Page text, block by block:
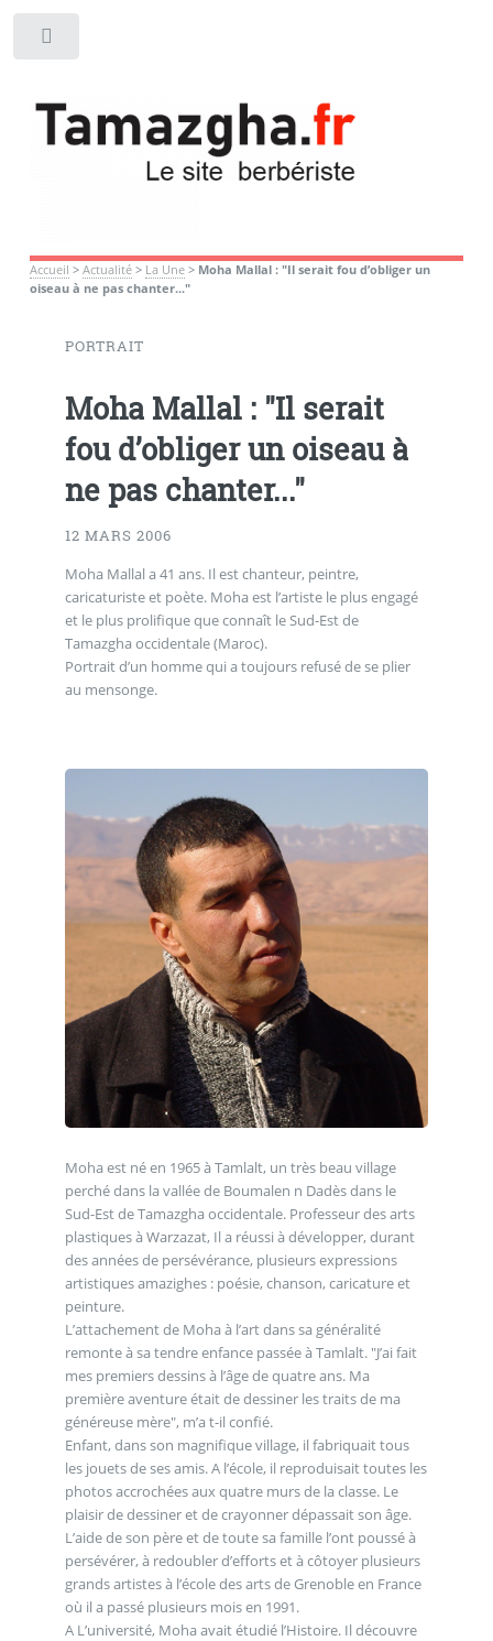
Accueil > Actualité> La Une> Moha Mallal : "Il serait fou d’obliger un
oiseau à ne pas chanter..."
PORTRAIT
Moha Mallal : "Il serait
fou d’obliger un oiseau à
ne pas chanter..."
12 MARS 2006
Moha Mallal a 41 ans. Il est chanteur, peintre,
caricaturiste et poète. Moha est l’artiste le plus engagé
et le plus prolifique que connaît le Sud-Est de
Tamazgha occidentale (Maroc).
Portrait d’un homme qui a toujours refusé de se plier
au mensonge.
Moha est né en 1965 à Tamlalt, un très beau village
perché dans la vallée de Boumalen n Dadès dans le
Sud-Est de Tamazgha occidentale. Professeur des arts
plastiques à Warzazat, Il a réussi à développer, durant
des années de persévérance, plusieurs expressions
artistiques amazighes : poésie, chanson, caricature et
peinture.
L’attachement de Moha à l’art dans sa généralité
remonte à sa tendre enfance passée à Tamlalt. "J’ai fait
mes premiers dessins à l’âge de quatre ans. Ma
première aventure était de dessiner les traits de ma
généreuse mère", m’a t-il confié.
Enfant, dans son magnifique village, il fabriquait tous
les jouets de ses amis. A l’école, il reproduisait toutes les
photos accrochées aux quatre murs de la classe. Le
plaisir de dessiner et de crayonner dépassait son âge.
L’aide de son père et de toute sa famille l’ont poussé à
persévérer, à redoubler d’efforts et à côtoyer plusieurs
grands artistes à l’école des arts de Grenoble en France
où il a passé plusieurs mois en 1991.
A L’université, Moha avait étudié l’Histoire. Il découvre